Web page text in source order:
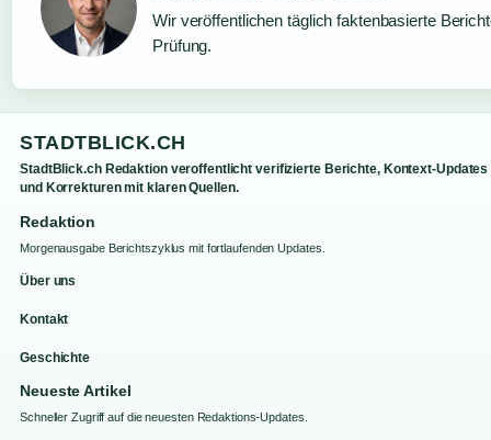
Wir veröffentlichen täglich faktenbasierte
Prüfung.
STADTBLICK.CH
StadtBlick.ch Redaktion veroffentlicht verifizierte Berichte, Kontext-Updates
und Korrekturen mit klaren Quellen.
Redaktion
Morgenausgabe Berichtszyklus mit fortlaufenden Updates.
Über uns
Kontakt
Geschichte
Neueste Artikel
Schneller Zugriff auf die neuesten Redaktions-Updates.